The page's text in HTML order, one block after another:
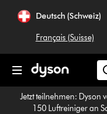
überspringenDeutsch (Schweiz)
Français (Suisse)
Jetzt teilnehmen: Dyson
150 Luftreiniger an